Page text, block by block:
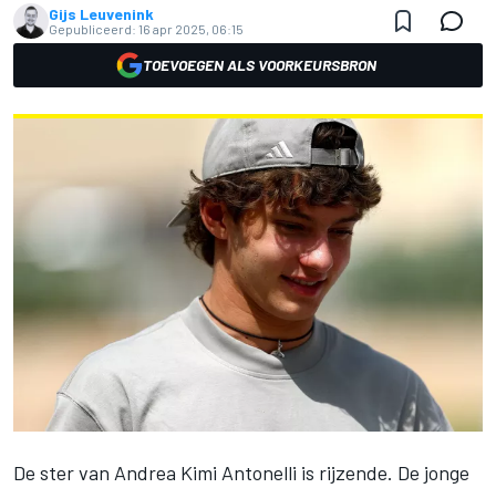
Gijs Leuvenink
Gepubliceerd: 16 apr 2025, 06:15
TOEVOEGEN ALS VOORKEURSBRON
De ster van Andrea Kimi Antonelli is rijzende. De jonge